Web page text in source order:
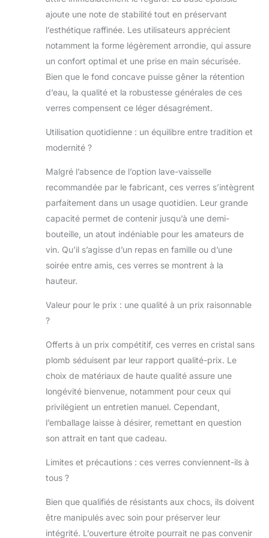
plomb. Le cristal européen ajoute
une touche de brillance moderne et
classique à n'importe quelle cuisine
et maison. Résistant à la casse :
sont résistants aux casses, aux
éclats et aux rayures pour résister à
un usage quotidien et divertissant.
Passe au lave-vaisselle : les verres
passent au lave-vaisselle. Un
cadeau parfait ou un must have
appartement.
ajoute une note de stabilité tout en préservant
l’esthétique raffinée. Les utilisateurs apprécient
notamment la forme légèrement arrondie, qui assure
un confort optimal et une prise en main sécurisée.
Bien que le fond concave puisse gêner la rétention
d’eau, la qualité et la robustesse générales de ces
verres compensent ce léger désagrément.
Utilisation quotidienne : un équilibre entre tradition et
modernité ?
Malgré l’absence de l’option lave-vaisselle
recommandée par le fabricant, ces verres s’intègrent
parfaitement dans un usage quotidien. Leur grande
capacité permet de contenir jusqu’à une demi-
bouteille, un atout indéniable pour les amateurs de
vin. Qu’il s’agisse d’un repas en famille ou d’une
soirée entre amis, ces verres se montrent à la
hauteur.
Valeur pour le prix : une qualité à un prix raisonnable
?
Offerts à un prix compétitif, ces verres en cristal sans
plomb séduisent par leur rapport qualité-prix. Le
choix de matériaux de haute qualité assure une
longévité bienvenue, notamment pour ceux qui
privilégient un entretien manuel. Cependant,
l’emballage laisse à désirer, remettant en question
son attrait en tant que cadeau.
Limites et précautions : ces verres conviennent-ils à
tous ?
Bien que qualifiés de résistants aux chocs, ils doivent
être manipulés avec soin pour préserver leur
intégrité. L’ouverture étroite pourrait ne pas convenir